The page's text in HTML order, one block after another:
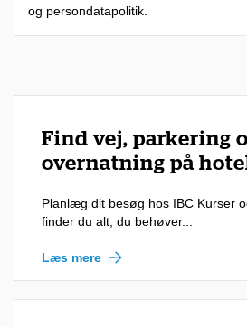
og persondatapolitik.
Find vej, parkering
overnatning på
Planlæg dit besøg hos IBC Kurser
finder du alt, du behøver...
Læs mere